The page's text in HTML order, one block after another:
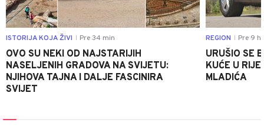
ISTORIJA KOJA ŽIVI Pre 34 min
OVO SU NEKI OD NAJSTARIJIH
NASELJENIH GRADOVA NA SVIJETU:
NJIHOVA TAJNA I DALJE FASCINIRA
SVIJET
REGION Pre 9 h
URUŠIO SE
KUĆE U
MLADIĆA